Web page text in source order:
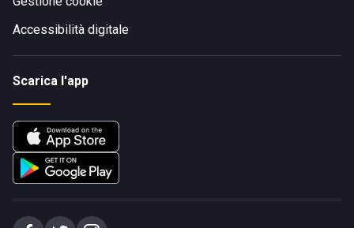
Accessibilità digitale
Scarica l'app